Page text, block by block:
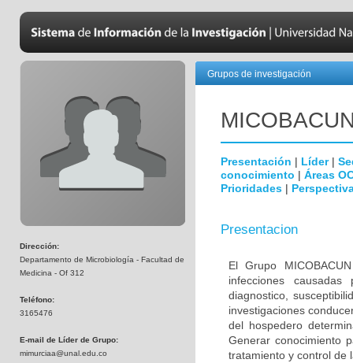
Dirección:
Departamento de Microbiología - Facultad de
Medicina - Of 312
Teléfono:
3165476
E-mail de Líder de Grupo:
mimurciaa@unal.edu.co
Grupos de investigación
Presentación | Líder|
conocimiento | Áreas
Prioridades |
Presentacion
El Grupo
infecciones
diagnostico,
investigaciones
del hospedero
Generar conocimiento
tratamiento y control de